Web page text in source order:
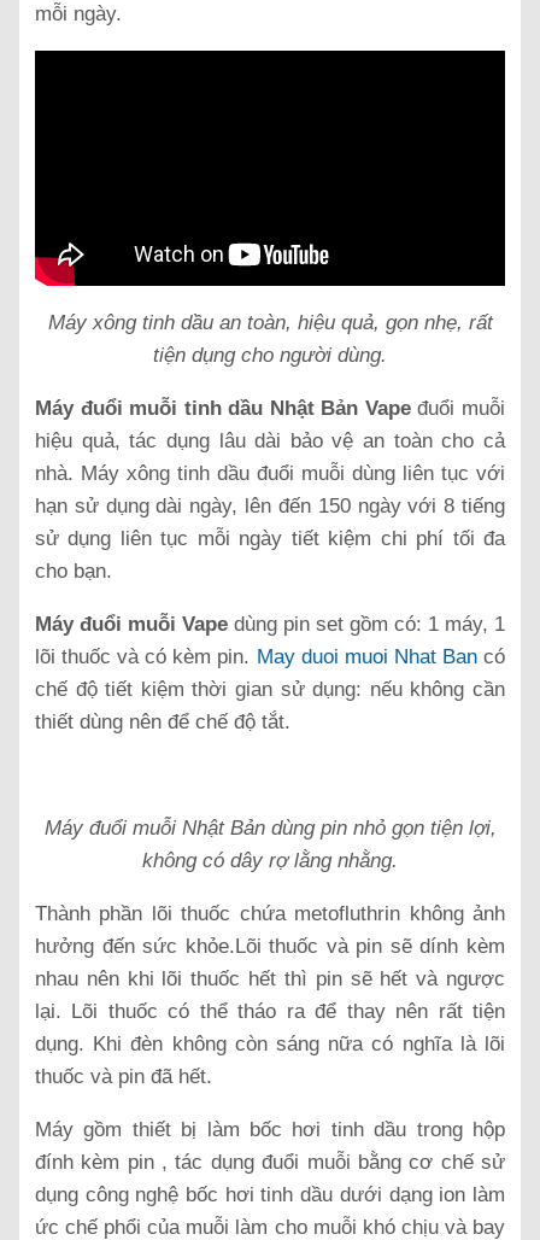
mỗi ngày.
Máy xông tinh dầu an toàn, hiệu quả, gọn nhẹ, rất
tiện dụng cho người dùng.
Máy đuổi muỗi tinh dầu Nhật Bản Vapeđuổi muỗi
hiệu quả, tác dụng lâu dài bảo vệ an toàn cho cả
nhà. Máy xông tinh dầu đuổi muỗi dùng liên tục với
hạn sử dụng dài ngày, lên đến 150 ngày với 8 tiếng
sử dụng liên tục mỗi ngày tiết kiệm chi phí tối đa
cho bạn.
Máy đuổi muỗi Vape dùng pin set gồm có: 1 máy, 1
lõi thuốc và có kèm pin. May duoi muoi Nhat Bancó
chế độ tiết kiệm thời gian sử dụng: nếu không cần
thiết dùng nên để chế độ tắt.
Máy đuổi muỗi Nhật Bản dùng pin nhỏ gọn tiện lợi,
không có dây rợ lằng nhằng.
Thành phần lõi thuốc chứa metofluthrin không ảnh
hưởng đến sức khỏe.Lõi thuốc và pin sẽ dính kèm
nhau nên khi lõi thuốc hết thì pin sẽ hết và ngược
lại. Lõi thuốc có thể tháo ra để thay nên rất tiện
dụng. Khi đèn không còn sáng nữa có nghĩa là lõi
thuốc và pin đã hết.
Máy gồm thiết bị làm bốc hơi tinh dầu trong hộp
đính kèm pin , tác dụng đuổi muỗi bằng cơ chế sử
dụng công nghệ bốc hơi tinh dầu dưới dạng ion làm
ức chế phổi của muỗi làm cho muỗi khó chịu và bay